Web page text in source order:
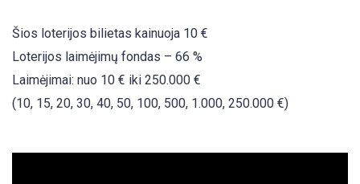
Šios loterijos bilietas kainuoja 10 €
Loterijos laimėjimų fondas – 66 %
Laimėjimai: nuo 10 € iki 250.000 €
(10, 15, 20, 30, 40, 50, 100, 500, 1.000, 250.000 €)